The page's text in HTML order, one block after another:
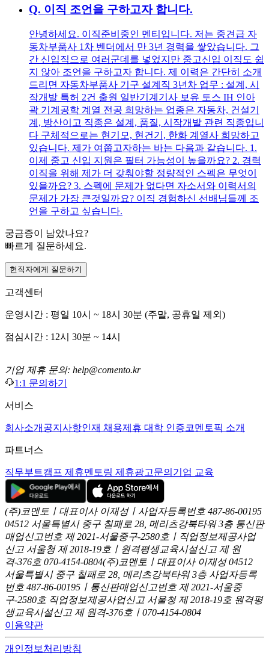
Q. 이직 조언을 구하고자 합니다.
안녕하세요. 이직준비중인 멘티입니다. 저는 중견급 자
동차부품사 1차 벤더에서 만 3년 경력을 쌓았습니다. 그
간 신입직으로 여러군데를 넣었지만 중고신입 이직도 쉽
지 않아 조언을 구하고자 합니다. 제 이력은 간단히 소개
드리면 자동차부품사 기구 설계직 3년차 업무 : 설계, 시
작개발 특허 2건 출원 일반기계기사 보유 토스 IH 인아
곽 기계공학 계열 전공 희망하는 업종은 자동차, 건설기
계, 방산이고 직종은 설계, 품질, 시작개발 관련 직종입니
다 구체적으로는 현기모, 현건기, 한화 계열사 희망하고
있습니다. 제가 여쭙고자하는 바는 다음과 같습니다. 1.
이제 중고 신입 지원은 필터 가능성이 높을까요? 2. 경력
이직을 위해 제가 더 갖춰야할 정량적인 스펙은 무엇이
있을까요? 3. 스펙에 문제가 없다면 자소서와 이력서의
문제가 가장 큰것일까요? 이직 경험하신 선배님들께 조
언을 구하고 싶습니다.
궁금증이 남았나요?
빠르게 질문하세요.
현직자에게 질문하기
고객센터
운영시간 : 평일 10시 ~ 18시 30분 (주말, 공휴일 제외)
점심시간 : 12시 30분 ~ 14시
기업 제휴 문의: help@comento.kr
1:1 문의하기
서비스
회사소개 공지사항인재 채용제휴 대학 인증코멘토픽 소개
파트너스
직무부트캠프 제휴멘토링 제휴광고문의 기업 교육
(주)코멘토ㅣ대표이사 이재성ㅣ사업자등록번호 487-86-00195
04512 서울특별시 중구 칠패로 28, 메리츠강북타워 3층 통신판
매업신고번호 제 2021-서울중구-2580호ㅣ직업정보제공사업
신고 서울청 제 2018-19호ㅣ원격평생교육시설신고 제 원
격-376호 070-4154-0804(주)코멘토ㅣ대표이사 이재성 04512
서울특별시 중구 칠패로 28, 메리츠강북타워 3층 사업자등록
번호 487-86-00195ㅣ통신판매업신고번호 제 2021-서울중
구-2580호 직업정보제공사업신고 서울청 제 2018-19호 원격평
생교육시설신고 제 원격-376호ㅣ070-4154-0804
이용약관
개인정보처리방침